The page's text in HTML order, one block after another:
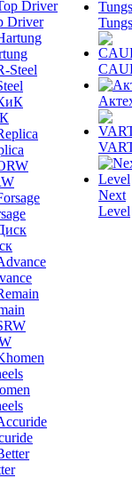
Driver
Next
Level